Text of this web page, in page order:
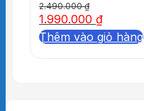
2.490.000₫
1.990.000 ₫
Thêm vào giỏ hàng